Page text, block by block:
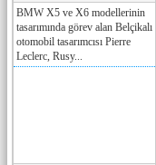
BMW X5 ve X6 modellerinin
tasarımında görev alan Belçikalı
otomobil tasarımcısı Pierre
Leclerc, Rusy...